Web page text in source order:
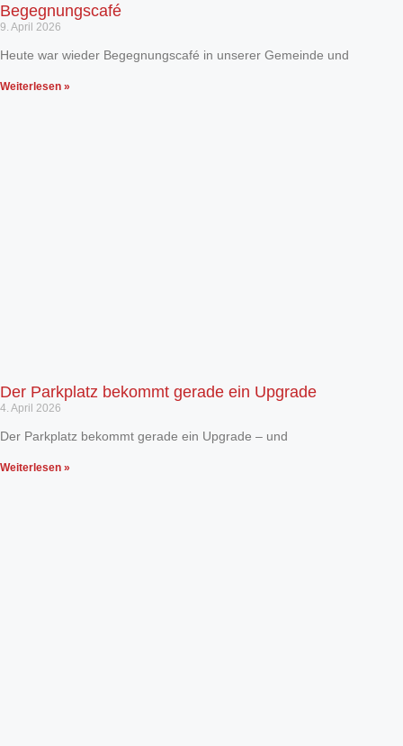
Begegnungscafé
9. April 2026
Heute war wieder Begegnungscafé in unserer Gemeinde und
Weiterlesen »
Der Parkplatz bekommt gerade ein Upgrade
4. April 2026
Der Parkplatz bekommt gerade ein Upgrade – und
Weiterlesen »